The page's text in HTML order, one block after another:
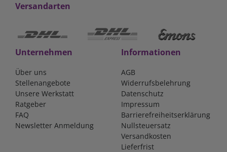
Versandarten
Unternehmen
Über uns
Stellenangebote
Unsere Werkstatt
Ratgeber
FAQ
Newsletter Anmeldung
Informationen
AGB
Widerrufsbelehrung
Datenschutz
Impressum
Barrierefreiheitserklärung
Nullsteuersatz
Versandkosten
Lieferfrist